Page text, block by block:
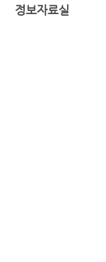
정보자료실